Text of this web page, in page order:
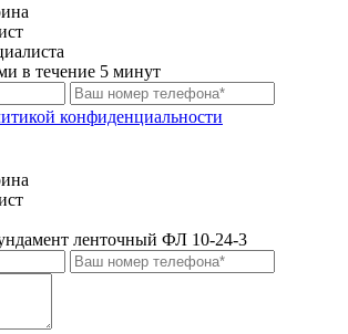
в течение 5 минут
конфиденциальности
ленточный ФЛ 10-24-3